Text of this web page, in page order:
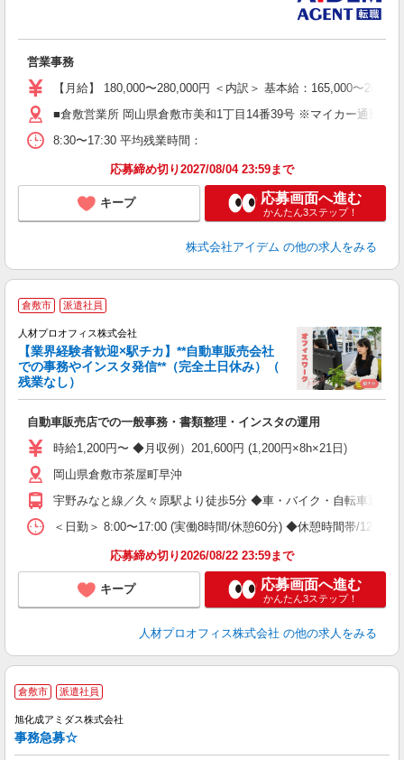
営業事務
【月給】 180,000〜280,000円 ＜内訳＞ 基本給：165,000〜
■倉敷営業所 岡山県倉敷市美和1丁目14番39号 ※マイカー通勤可
8:30〜17:30 平均残業時間：
応募締め切り2027/08/04 23:59まで
キープ 応募画面へ進む
かんたん3ステップ！
株式会社アイデム の他の求人をみる
倉敷市 派遣社員
人材プロオフィス株式会社
【業界経験者歓迎×駅チカ】**自動車販売会社
での事務やインスタ発信**（完全土日休み）（
残業なし）
自動車販売店での一般事務・書類整理・インスタの運用
時給1,200円〜 ◆月収例）201,600円 (1,200円×8h×21日)
岡山県倉敷市茶屋町早沖
宇野みなと線／久々原駅より徒歩5分 ◆車・バイク・自転車通勤
＜日勤＞ 8:00〜17:00 (実働8時間/休憩60分) ◆休憩時間帯/12:00
応募締め切り2026/08/22 23:59まで
キープ 応募画面へ進む
かんたん3ステップ！
人材プロオフィス株式会社 の他の求人をみる
倉敷市 派遣社員
旭化成アミダス株式会社
事務急募☆